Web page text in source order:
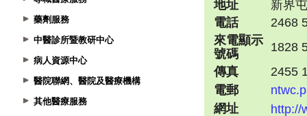
藥劑服務
中醫診所暨教研中心
病人資源中心
醫院聯網、醫院及醫療機構
其他醫療服務